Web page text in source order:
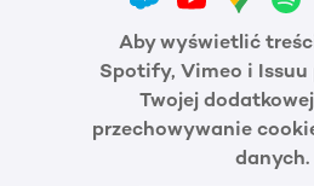
Aby wyświetlić
Spotify, Vimeo i
Twojej
przechowywanie
danych.